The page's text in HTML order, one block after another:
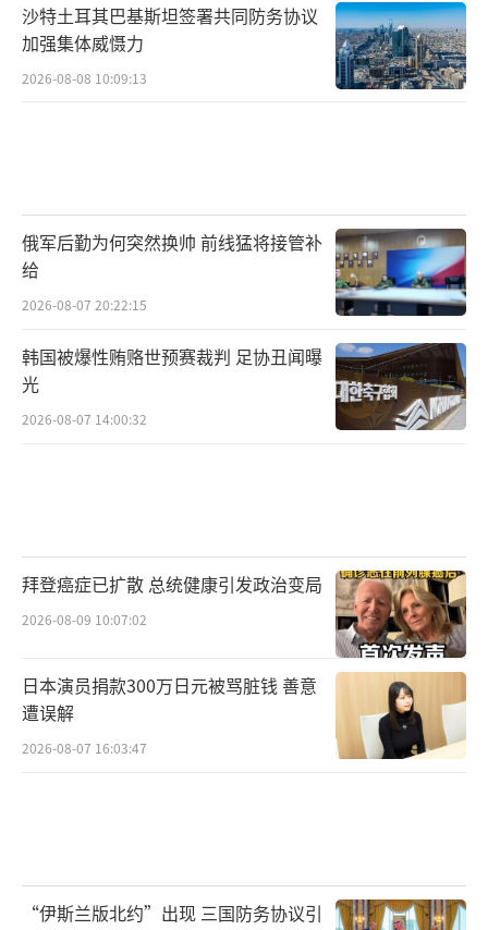
沙特土耳其巴基斯坦签署共同防务协议
加强集体威慑力
2026-08-08 10:09:13
俄军后勤为何突然换帅 前线猛将接管补
给
2026-08-07 20:22:15
韩国被爆性贿赂世预赛裁判 足协丑闻曝
光
2026-08-07 14:00:32
拜登癌症已扩散 总统健康引发政治变局
2026-08-09 10:07:02
日本演员捐款300万日元被骂脏钱 善意
遭误解
2026-08-07 16:03:47
“伊斯兰版北约”出现 三国防务协议引